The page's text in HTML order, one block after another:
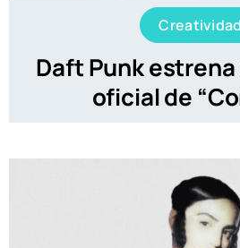
Creatividad
Daft Punk
oficial de